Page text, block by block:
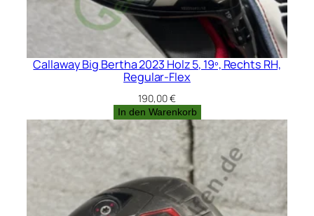
Callaway Big Bertha 2023 Holz 5, 19º, Rechts RH,
Regular-Flex
190,00€
In den Warenkorb